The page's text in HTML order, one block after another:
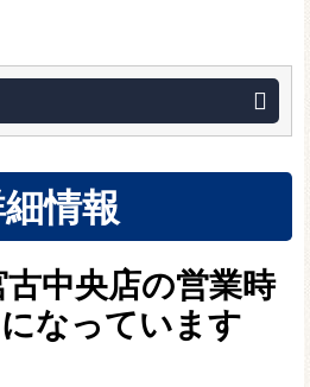
情報
中央店の営業時
なっています